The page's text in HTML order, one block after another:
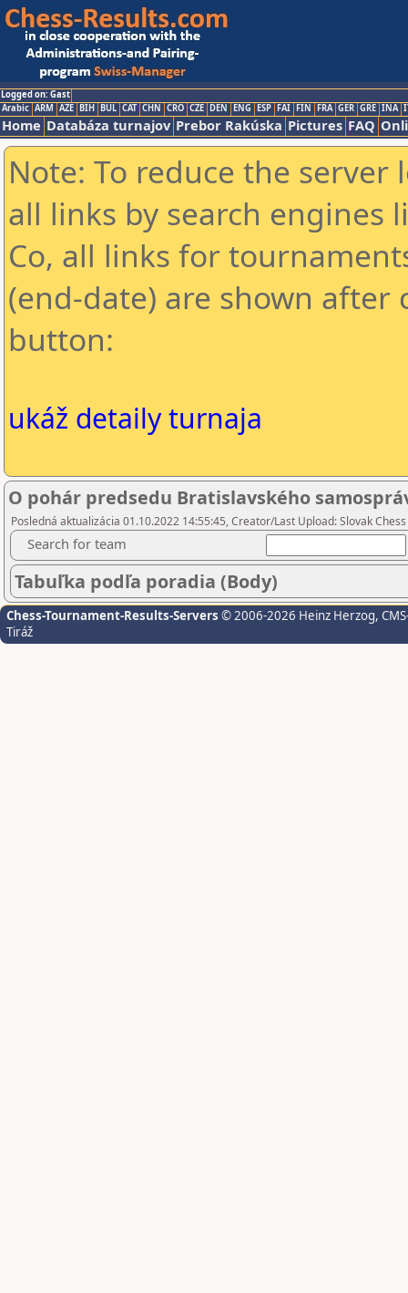
Logged on: Gast
Arabic ARM AZE BIH BUL CAT CHN CRO CZE DEN ENG ESP FAI FIN FRA GER GRE INA
Home Databáza turnajov Prebor Rakúska Pictures FAQ
Note: To reduce the
all links by search engines
Co, all links for
(end-date) are shown
button:
ukáž detaily turnaja
O pohár predsedu Bratislavského
Posledná aktualizácia 01.10.2022 14:55:45, Creator/Last Upload: Slovak
Search for team
Tabuľka podľa poradia (Body)
Chess-Tournament-Results-Servers © 2006-2026 Heinz Herzog,
Tiráž